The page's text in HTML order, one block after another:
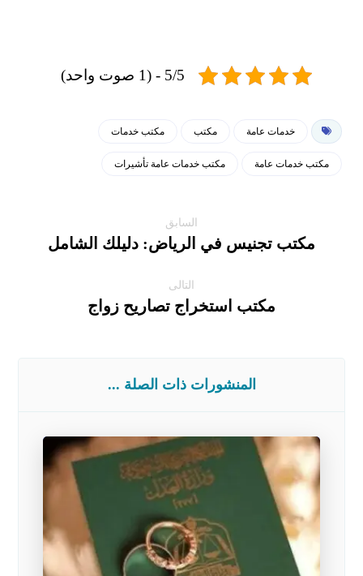
5/5 - (1 صوت واحد)
خدمات عامة مكتب مكتب خدمات
مكتب خدمات عامة مكتب خدمات عامة تأشيرات
السابق
مكتب تجنيس في الرياض: دليلك الشامل
التالى
مكتب استخراج تصاريح زواج
المنشورات ذات الصلة ...